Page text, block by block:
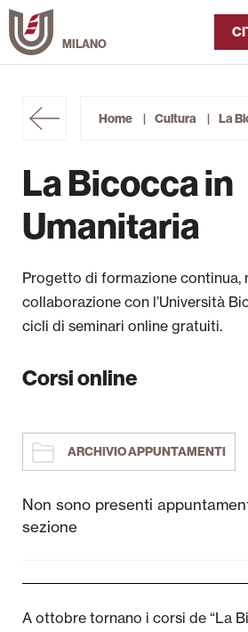
Vai
al
contenuto
Home Cultura La
La Bicocca in
Umanitaria
Progetto di formazione continua,
collaborazione con l’Università
cicli di seminari online gratuiti.
A ottobre tornano i corsi de “La
Corsi online
ARCHIVIO APPUNTAMENTI
Non sono presenti
sezione
Sostienici
Chi siamo
I nostri spazi
Archivio storico e Biblioteca
Formazione
Sociale
Corsi Humaniter